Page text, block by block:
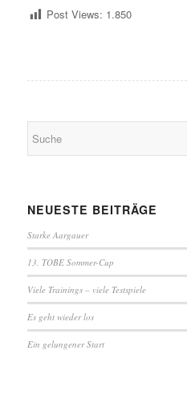
Post Views: 1.850
NEUESTE BEITRÄGE
Starke Aargauer
13. TOBE Sommer-Cup
Viele Trainings – viele Testspiele
Es geht wieder los
Ein gelungener Start